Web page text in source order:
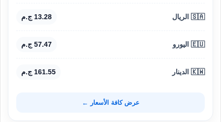
🇸🇦 الريال 13.28 ج.م
🇪🇺 اليورو 57.47 ج.م
🇰🇼 الدينار 161.55 ج.م
عرض كافة الأسعار ←